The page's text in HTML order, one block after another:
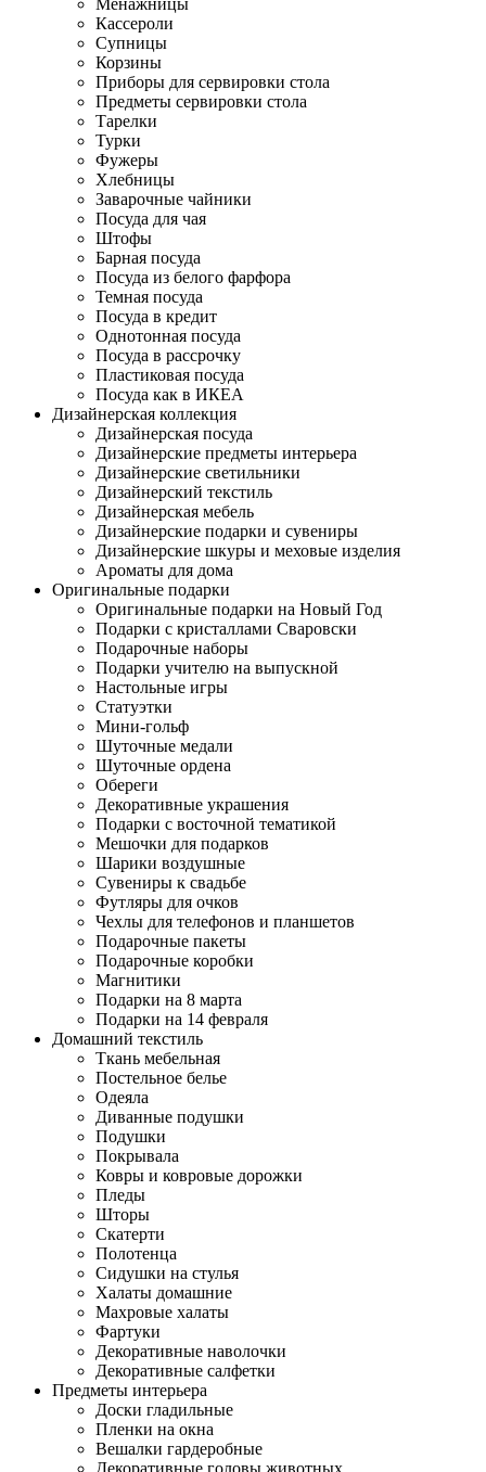
Менажницы
Кассероли
Супницы
Корзины
Приборы для сервировки стола
Предметы сервировки стола
Тарелки
Турки
Фужеры
Хлебницы
Заварочные чайники
Посуда для чая
Штофы
Барная посуда
Посуда из белого фарфора
Темная посуда
Посуда в кредит
Однотонная посуда
Посуда в рассрочку
Пластиковая посуда
Посуда как в ИКЕА
Дизайнерская коллекция
Дизайнерская посуда
Дизайнерские предметы интерьера
Дизайнерские светильники
Дизайнерский текстиль
Дизайнерская мебель
Дизайнерские подарки и сувениры
Дизайнерские шкуры и меховые изделия
Ароматы для дома
Оригинальные подарки
Оригинальные подарки на Новый Год
Подарки с кристаллами Сваровски
Подарочные наборы
Подарки учителю на выпускной
Настольные игры
Статуэтки
Мини-гольф
Шуточные медали
Шуточные ордена
Обереги
Декоративные украшения
Подарки с восточной тематикой
Мешочки для подарков
Шарики воздушные
Сувениры к свадьбе
Футляры для очков
Чехлы для телефонов и планшетов
Подарочные пакеты
Подарочные коробки
Магнитики
Подарки на 8 марта
Подарки на 14 февраля
Домашний текстиль
Ткань мебельная
Постельное белье
Одеяла
Диванные подушки
Подушки
Покрывала
Ковры и ковровые дорожки
Пледы
Шторы
Скатерти
Полотенца
Сидушки на стулья
Халаты домашние
Махровые халаты
Фартуки
Декоративные наволочки
Декоративные салфетки
Предметы интерьера
Доски гладильные
Пленки на окна
Вешалки гардеробные
Декоративные головы животных